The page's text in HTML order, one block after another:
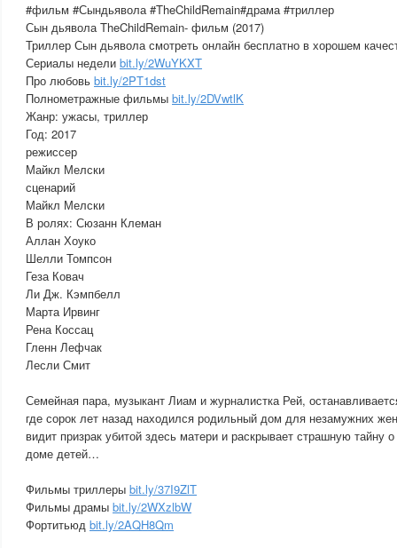
#фильм #Сындьявола #TheChildRemain#драма #триллер
Сын дьявола TheChildRemain- фильм (2017)
Триллер Сын дьявола смотреть онлайн бесплатно в хорошем
Сериалы недели bit.ly/2WuYKXT
Про любовь bit.ly/2PT1dst
Полнометражные фильмы bit.ly/2DVwtlK
Жанр: ужасы, триллер
Год: 2017
режиссер
Майкл Мелски
сценарий
Майкл Мелски
В ролях: Сюзанн Клеман
Аллан Хоуко
Шелли Томпсон
Геза Ковач
Ли Дж. Кэмпбелл
Марта Ирвинг
Рена Коссац
Гленн Лефчак
Лесли Смит
Семейная пара, музыкант Лиам и журналистка Рей,
где сорок лет назад находился родильный дом для незамужних
видит призрак убитой здесь матери и раскрывает страшную тайну
доме детей…
Фильмы триллеры bit.ly/37I9ZlT
Фильмы драмы bit.ly/2WXzlbW
Фортитьюд bit.ly/2AQH8Qm